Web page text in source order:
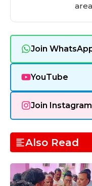
Join
YouTube
Join Instagram
Also Read